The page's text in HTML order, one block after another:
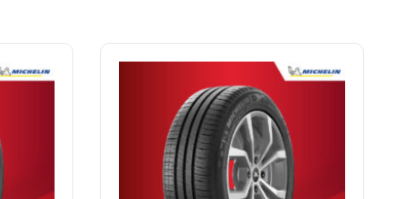
khúc như Bridgestone hoặc Goodyear.
và tiêu chuẩn kỹ thuật của lốp. Với đặc điểm là lốp
lốp đột ngột, mang lại sự an toàn cao hơn cho người
giúp xe vận hành ổn định và bám đường tốt hơn, đặc
cho các dòng xe SUV.